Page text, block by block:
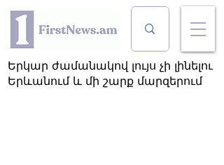
Երկար ժամանակով լույս չի լինելու
Երևանում և մի շարք մարզերում